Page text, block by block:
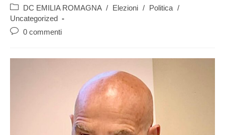
DC EMILIA ROMAGNA / Elezioni / Politica /
Uncategorized
0 commenti